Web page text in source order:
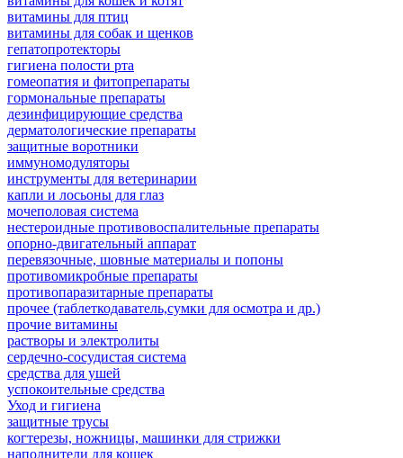
витамины для птиц
витамины для собак и щенков
гепатопротекторы
гигиена полости рта
гомеопатия и фитопрепараты
гормональные препараты
дезинфицирующие средства
дерматологические препараты
защитные воротники
иммуномодуляторы
инструменты для ветеринарии
капли и лосьоны для глаз
мочеполовая система
нестероидные противовоспалительные препараты
опорно-двигательный аппарат
перевязочные, шовные материалы и попоны
противомикробные препараты
противопаразитарные препараты
прочее (таблеткодаватель,сумки для осмотра и др.)
прочие витамины
растворы и электролиты
сердечно-сосудистая система
средства для ушей
успокоительные средства
Уход и гигиена
защитные трусы
когтерезы, ножницы, машинки для стрижки
наполнители для кошек